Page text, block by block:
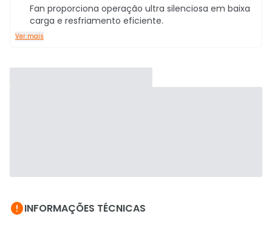
Fan proporciona operação ultra silenciosa em baixa
carga e resfriamento eficiente.
Ver mais
INFORMAÇÕES TÉCNICAS